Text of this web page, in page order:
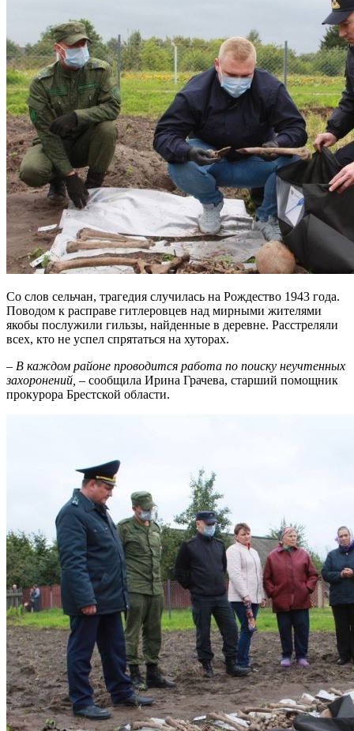
Со слов сельчан, трагедия случилась на Рождество 1943 года.
Поводом к расправе гитлеровцев над мирными жителями
якобы послужили гильзы, найденные в деревне. Расстреляли
всех, кто не успел спрятаться на хуторах.
– В каждом районе проводится работа по поиску неучтенных
захоронений, – сообщила Ирина Грачева, старший помощник
прокурора Брестской области.